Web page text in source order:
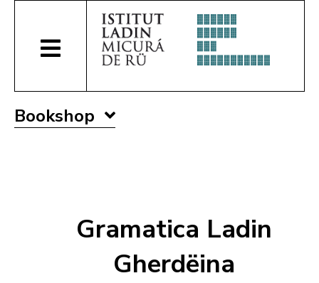
Bookshop
Gramatica Ladin
Gherdëina